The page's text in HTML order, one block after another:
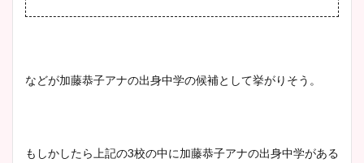
かわいい！カップや水着姿も
などが加藤恭子アナの出身中学の候補として挙がりそう。
もしかしたら上記の3校の中に加藤恭子アナの出身中学がある